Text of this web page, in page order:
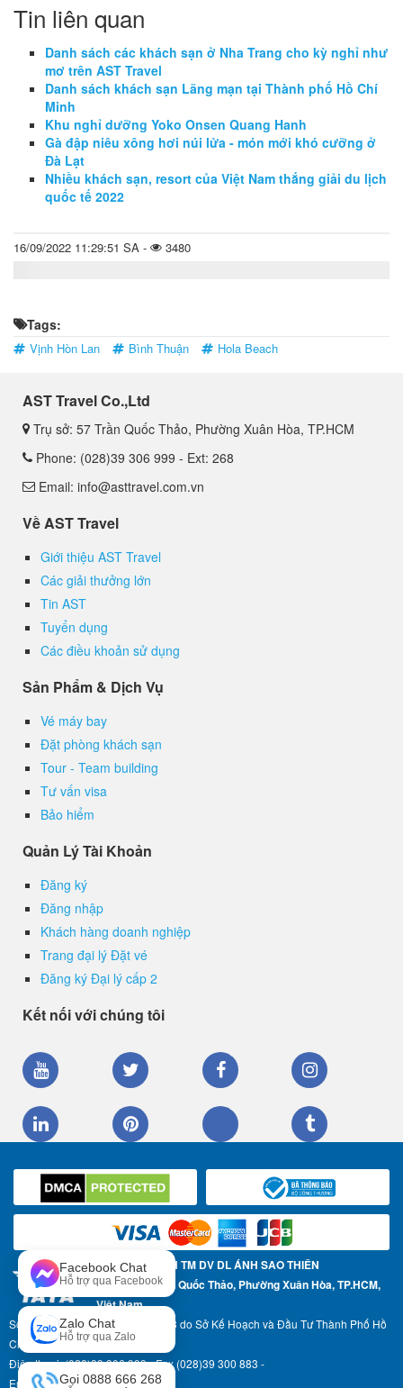
Tin liên quan
Danh sách các khách sạn ở Nha Trang cho kỳ nghỉ như
mơ trên AST Travel
Danh sách khách sạn Lãng mạn tại Thành phố Hồ Chí
Minh
Khu nghỉ dưỡng Yoko Onsen Quang Hanh
Gà đập niêu xông hơi núi lửa - món mới khó cưỡng ở
Đà Lạt
Nhiều khách sạn, resort của Việt Nam thắng giải du lịch
quốc tế 2022
16/09/2022 11:29:51 SA - 3480
Tags:
Vịnh Hòn Lan Bình Thuận Hola Beach
AST Travel Co.,Ltd
Trụ sở: 57 Trần Quốc Thảo, Phường Xuân Hòa, TP.HCM
Phone: (028)39 306 999 - Ext: 268
Email: info@asttravel.com.vn
Về AST Travel
Giới thiệu AST Travel
Các giải thưởng lớn
Tin AST
Tuyển dụng
Các điều khoản sử dụng
Sản Phẩm & Dịch Vụ
Vé máy bay
Đặt phòng khách sạn
Tour - Team building
Tư vấn visa
Bảo hiểm
Quản Lý Tài Khoản
Đăng ký
Đăng nhập
Khách hàng doanh nghiệp
Trang đại lý Đặt vé
Đăng ký Đại lý cấp 2
Kết nối với chúng tôi
CÔNG TY TNHH TM DV DL ÁNH SAO THIÊN
Địa chỉ: 57 Trần Quốc Thảo, Phường Xuân Hòa, TP.HCM,
Việt Nam
Số Giấy phép ĐKKD: 0304967783 do Sở Kế Hoạch và Đầu Tư Thành Phố Hồ
Chí Minh cấp ngày 17-05-2007
Điện thoại: (028)39 306 999 - Fax (028)39 300 883 -
Email: info@asttravel.com.vn
Facebook Chat
Hỗ trợ qua Facebook
Zalo Chat
Hỗ trợ qua Zalo
Gọi 0888 666 268